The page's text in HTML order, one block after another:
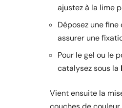
ajustez à la lime
Déposez une
assurer une
Pour le gel ou le
catalysez sous la
Vient ensuite la